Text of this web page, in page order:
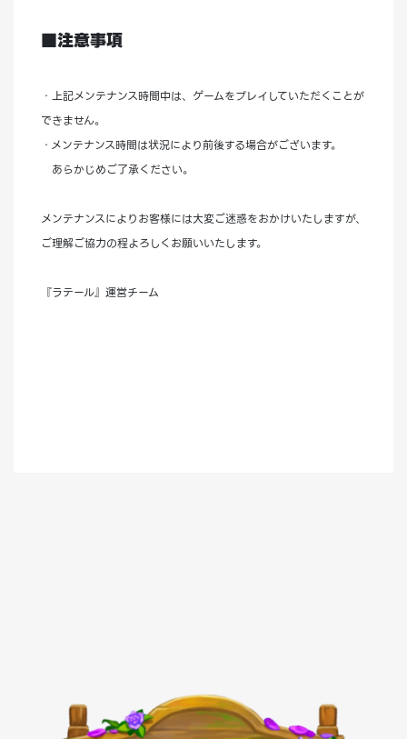
■注意事項
・上記メンテナンス時間中は、ゲームをプレイしていただくことが
できません。
・メンテナンス時間は状況により前後する場合がございます。
あらかじめご了承ください。
メンテナンスによりお客様には大変ご迷惑をおかけいたしますが、
ご理解ご協力の程よろしくお願いいたします。
『ラテール』運営チーム